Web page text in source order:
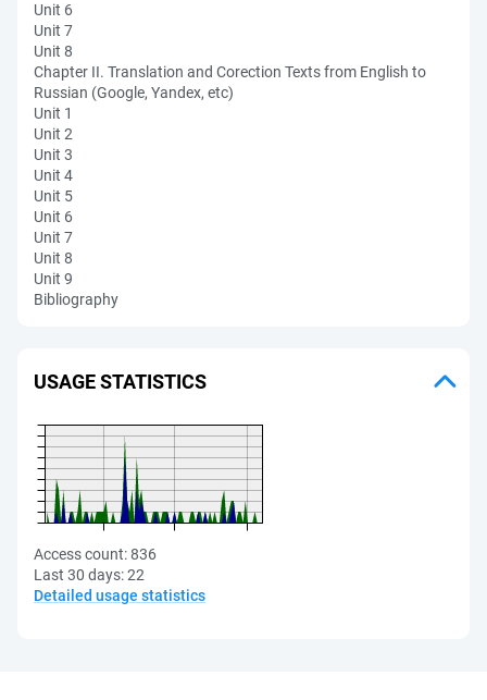
Unit 6
Unit 7
Unit 8
Chapter II. Translation and Corection Texts from English to
Russian (Google, Yandex, etc)
Unit 1
Unit 2
Unit 3
Unit 4
Unit 5
Unit 6
Unit 7
Unit 8
Unit 9
Bibliography
USAGE STATISTICS
Access count:836
Last 30 days:22
Detailed usage statistics